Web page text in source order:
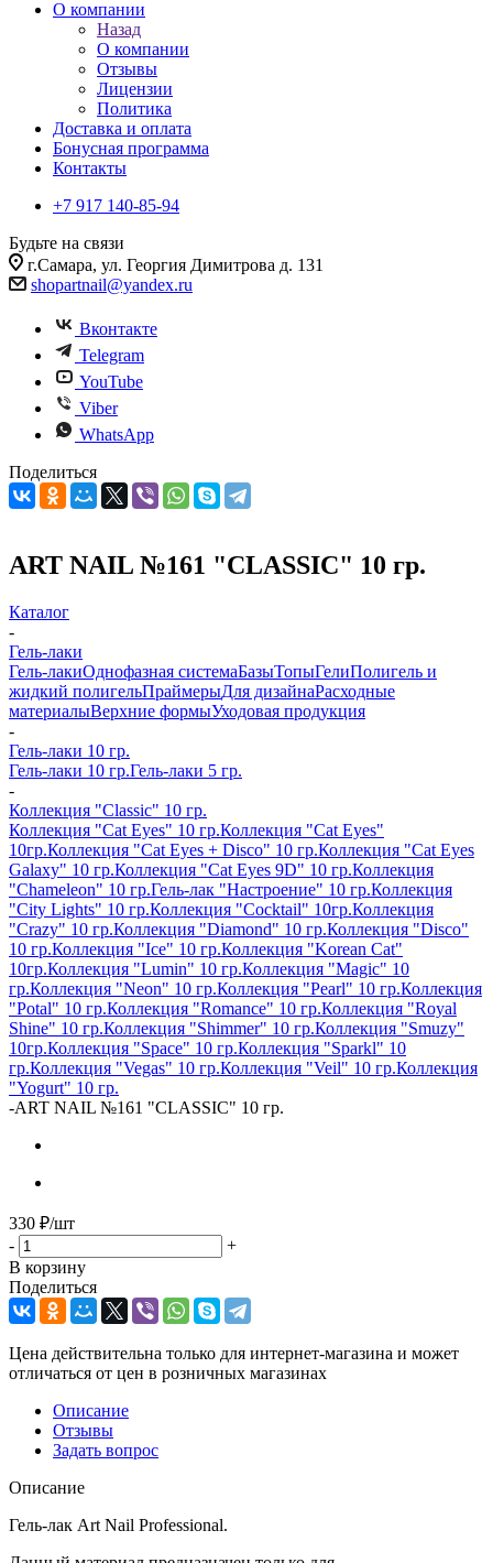
О компании
Назад
О компании
Отзывы
Лицензии
Политика
Доставка и оплата
Бонусная программа
Контакты
+7 917 140-85-94
Будьте на связи
г.Самара, ул. Георгия Димитрова д. 131
shopartnail@yandex.ru
Вконтакте
Telegram
YouTube
Viber
WhatsApp
Поделиться
ART NAIL №161 "CLASSIC" 10 гр.
Каталог
-
Гель-лаки
Гель-лакиОднофазная системаБазыТопыГелиПолигель и
жидкий полигельПраймерыДля дизайнаРасходные
материалыВерхние формыУходовая продукция
-
Гель-лаки 10 гр.
Гель-лаки 10 гр.Гель-лаки 5 гр.
-
Коллекция "Classic" 10 гр.
Коллекция "Cat Eyes" 10 гр.Коллекция "Cat Eyes"
10гр.Коллекция "Cat Eyes + Disco" 10 гр.Коллекция "Cat Eyes
Galaxy" 10 гр.Коллекция "Cat Eyes 9D" 10 гр.Коллекция
"Chameleon" 10 гр.Гель-лак "Настроение" 10 гр.Коллекция
"City Lights" 10 гр.Коллекция "Cocktail" 10гр.Коллекция
"Crazy" 10 гр.Коллекция "Diamond" 10 гр.Коллекция "Disco"
10 гр.Коллекция "Ice" 10 гр.Коллекция "Korean Cat"
10гр.Коллекция "Lumin" 10 гр.Коллекция "Magic" 10
гр.Коллекция "Neon" 10 гр.Коллекция "Pearl" 10 гр.Коллекция
"Potal" 10 гр.Коллекция "Romance" 10 гр.Коллекция "Royal
Shine" 10 гр.Коллекция "Shimmer" 10 гр.Коллекция "Smuzy"
10гр.Коллекция "Space" 10 гр.Коллекция "Sparkl" 10
гр.Коллекция "Vegas" 10 гр.Коллекция "Veil" 10 гр.Коллекция
"Yogurt" 10 гр.
-ART NAIL №161 "CLASSIC" 10 гр.
330 ₽/шт
-
+
В корзину
Поделиться
Цена действительна только для интернет-магазина и может
отличаться от цен в розничных магазинах
Описание
Отзывы
Задать вопрос
Описание
Гель-лак Art Nail Professional.